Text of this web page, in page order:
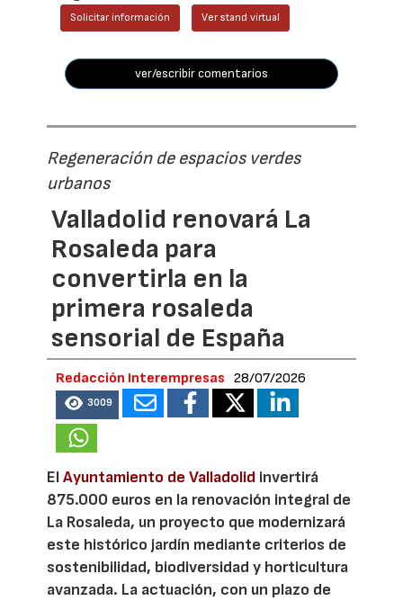
Solicitar información Ver stand virtual
ver/escribir comentarios
Regeneración de espacios verdes
urbanos
Valladolid renovará La
Rosaleda para
convertirla en la
primera rosaleda
sensorial de España
Redacción Interempresas 28/07/2026
3009
ElAyuntamiento de Valladolid invertirá
875.000 euros en la renovación integral de
La Rosaleda, un proyecto que modernizará
este histórico jardín mediante criterios de
sostenibilidad, biodiversidad y horticultura
avanzada. La actuación, con un plazo de